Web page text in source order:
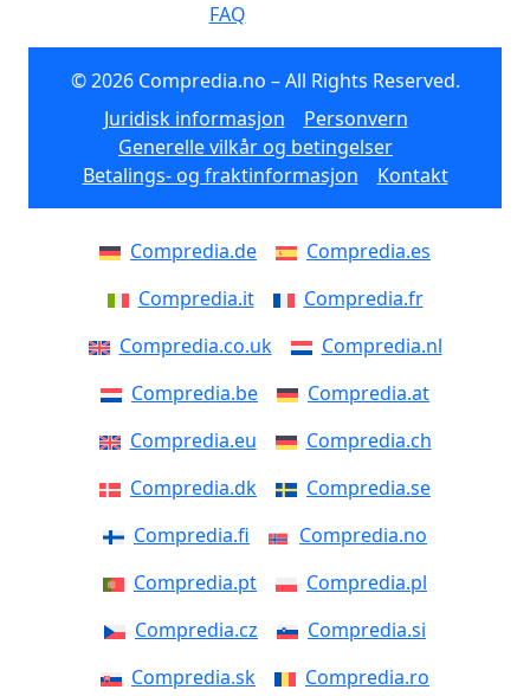
FAQ
© 2026 Compredia.no – All Rights Reserved.
Juridisk informasjon
Personvern
Generelle vilkår og betingelser
Betalings- og fraktinformasjon
Kontakt
Compredia.de
Compredia.es
Compredia.it
Compredia.fr
Compredia.co.uk
Compredia.nl
Compredia.be
Compredia.at
Compredia.eu
Compredia.ch
Compredia.dk
Compredia.se
Compredia.fi
Compredia.no
Compredia.pt
Compredia.pl
Compredia.cz
Compredia.si
Compredia.sk
Compredia.ro